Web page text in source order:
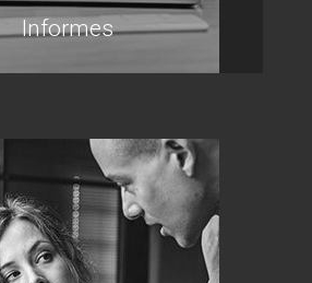
Informes